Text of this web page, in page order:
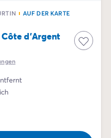
AUF DER KARTE
d'Argent